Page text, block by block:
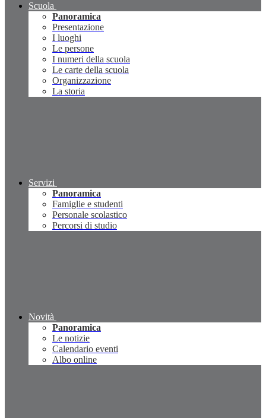
Scuola
Panoramica
Presentazione
I luoghi
Le persone
I numeri della scuola
Le carte della scuola
Organizzazione
La storia
Servizi
Panoramica
Famiglie e studenti
Personale scolastico
Percorsi di studio
Novità
Panoramica
Le notizie
Calendario eventi
Albo online